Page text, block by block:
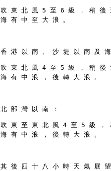
吹 東 北 風 5 至 6 級 ， 稍 後
海 有 中 至 大 浪 。
香 港 以 南 、 沙 堤 以 南 及
吹 東 北 風 4 至 5 級 ， 稍 後
海 有 中 浪 ， 後 轉 大 浪 。
北 部 灣 以 南 ：
吹 東 至 東 北 風 4 至 5 級 ，
海 有 中 浪 ， 後 轉 大 浪 。
其 後 四 十 八 小 時 天 氣 展